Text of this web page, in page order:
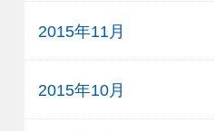
2015年11月
2015年10月